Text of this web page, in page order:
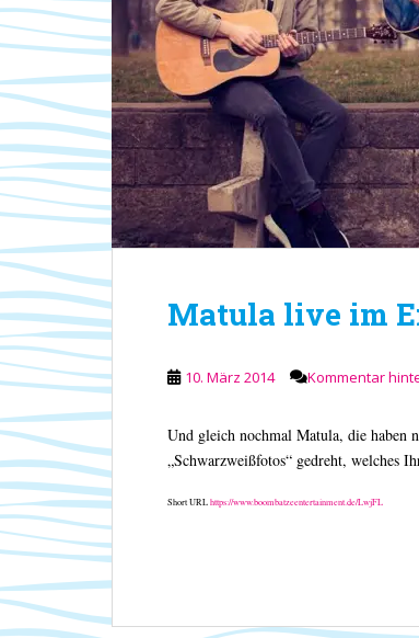
Matula live im
10. März 2014 Kommentar
Und gleich nochmal Matula, die
„Schwarzweißfotos“ gedreht, welches
Short URLhttps://www.boombatzeentertainment.de/LwjFL